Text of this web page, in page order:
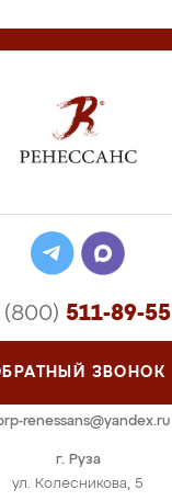
г. Руза
ул. Колесникова, 5
(800) 511-89-55
ЗВОНОК
renessans@yandex.ru